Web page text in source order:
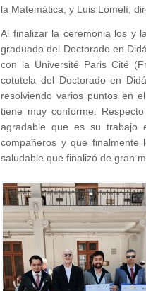
la Matemática; y Luis Lomelí,
Al finalizar la ceremonia los y
graduado del Doctorado en
con la Université Paris Cité
cotutela del Doctorado en
resolviendo varios puntos en
tiene muy conforme.
agradable que es su trabajo
compañeros y que
saludable que finalizó de gran